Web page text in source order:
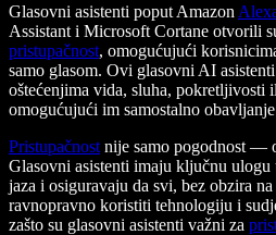
Glasovni asistenti poput Amazon
Assistant i Microsoft Cortane otvorili
pristupačnost, omogućujući
samo glasom. Ovi glasovni AI
oštećenjima vida, sluha, pokretljivosti
omogućujući im samostalno
Pristupačnost nije samo pogodnost —
Glasovni asistenti imaju ključnu
jaza i osiguravaju da svi, bez obzira
ravnopravno koristiti tehnologiju i
zašto su glasovni asistenti važni za